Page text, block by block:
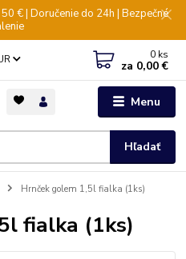
€ | Doručenie do 24h | Bezpečné
Menu
Hľadať
0 ks
za 0,00 €
Hrnček golem 1,5l fialka (1ks)
fialka (1ks)